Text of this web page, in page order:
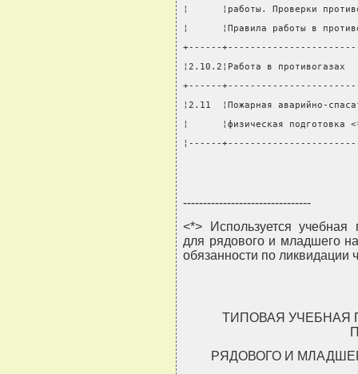
¦      ¦работы. Проверки
¦      ¦Правила работы в
+------
¦2.10.2¦Работа в
+------
¦2.11  ¦Пожарная аварийно-
¦      ¦физическая
¦------
--------------------------------
<*> Используется учебная
для рядового и младшего
обязанности по ликвидации
ТИПОВАЯ УЧЕБНАЯ
РЯДОВОГО И